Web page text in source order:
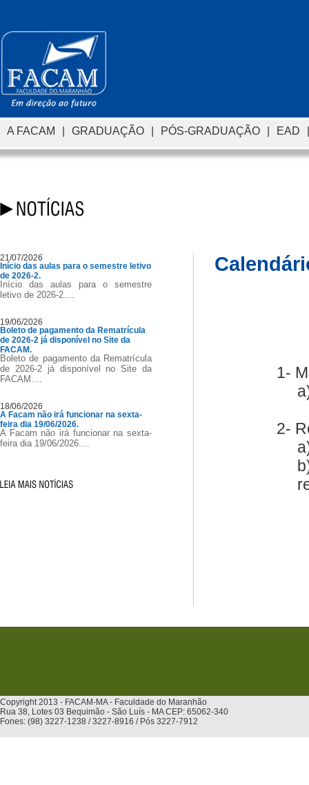
A FACAM | GRADUAÇÃO | PÓS-GRADUAÇÃO | EAD |
21/07/2026
Início das aulas para o semestre letivo
de 2026-2.
Início das aulas para o semestre
letivo de 2026-2....
19/06/2026
Boleto de pagamento da Rematrícula
de 2026-2 já disponível no Site da
FACAM.
Boleto de pagamento da Rematrícula
de 2026-2 já disponível no Site da
FACAM....
18/06/2026
A Facam não irá funcionar na sexta-
feira dia 19/06/2026.
A Facam não irá funcionar na sexta-
feira dia 19/06/2026....
1-
2-
Copyright 2013 - FACAM-MA - Faculdade do Maranhão
Rua 38, Lotes 03 Bequimão - São Luís - MA CEP: 65062-340
Fones: (98) 3227-1238 / 3227-8916 / Pós 3227-7912